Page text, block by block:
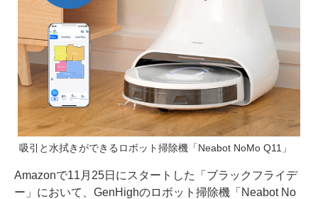
吸引と水拭きができるロボット掃除機「Neabot NoMo Q11」
Amazonで11月25日にスタートした「ブラックフライデ
ー」において、GenHighのロボット掃除機「Neabot No